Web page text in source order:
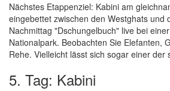
Nächstes Etappenziel: Kabini am
eingebettet zwischen den Westghats und
Nachmittag "Dschungelbuch" live bei
Nationalpark. Beobachten Sie Elefanten,
Rehe. Vielleicht lässt sich sogar einer der
5. Tag: Kabini